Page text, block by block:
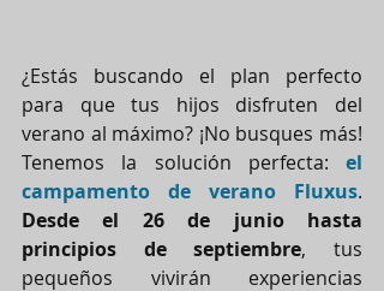
¿Estás buscando el plan perfecto
para que tus hijos disfruten del
verano al máximo? ¡No busques más!
Tenemos la solución perfecta: el
campamento de verano Fluxus
Desde el 26 de junio hasta
principios de septiembre, tus
pequeños vivirán experiencias